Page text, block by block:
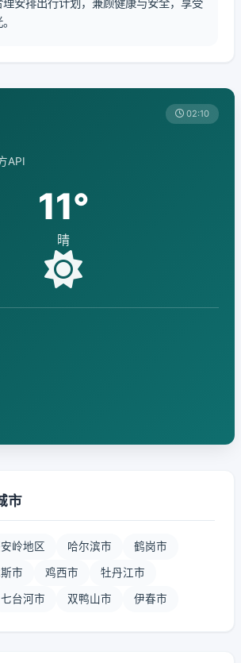
安排出行计划，兼顾健康与安全，享受
API
02:10
11°
晴
市
岭地区 哈尔滨市 鹤岗市
市 鸡西市 牡丹江市
七台河市 双鸭山市 伊春市